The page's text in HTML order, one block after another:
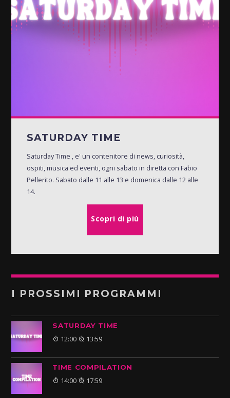
SATURDAY TIME
Saturday Time , e' un contenitore di news, curiosità,
ospiti, musica ed eventi, ogni sabato in diretta con Fabio
Pellerito. Sabato dalle 11 alle 13 e domenica dalle 12 alle
14.
Scopri di più
I PROSSIMI PROGRAMMI
SATURDAY TIME
12:00 13:59
TIME COMPILATION
14:00 17:59